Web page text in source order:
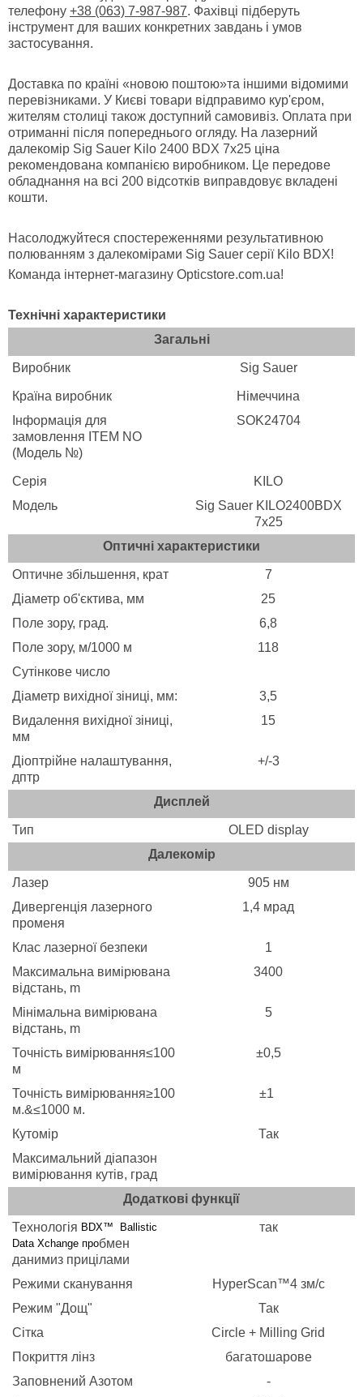
телефону +38 (063) 7-987-987. Фахівці підберуть
інструмент для ваших конкретних завдань і умов
застосування.
Доставка по країні «новою поштою»та іншими відомими
перевізниками. У Києві товари відправимо кур'єром,
жителям столиці також доступний самовивіз. Оплата при
отриманні після попереднього огляду. На лазерний
далекомір Sig Sauer Kilo 2400 BDX 7x25 ціна
рекомендована компанією виробником. Це передове
обладнання на всі 200 відсотків виправдовує вкладені
кошти.
Насолоджуйтеся спостереженнями результативною
полюванням з далекомірами Sig Sauer серії Kilo BDX!
Команда інтернет-магазину Opticstore.com.ua!
Технічні характеристики
Загальні
Виробник Sig Sauer
Країна виробник
Німеччина
Інформація для
замовлення ITEM NO
(Модель №)
SOK24704
Серія
KILO
Модель
Sig Sauer KILO2400BDX
7x25
Оптичні характеристики
Оптичне збільшення, крат
7
Діаметр об'єктива, мм
25
Поле зору, град.
6,8
Поле зору, м/1000 м
118
Сутінкове число
Діаметр вихідної зіниці, мм:
3,5
Видалення вихідної зіниці,
мм
15
Діоптрійне налаштування,
дптр
+/-3
Дисплей
Тип
OLED display
Далекомір
Лазер
905 нм
Дивергенція лазерного
променя
1,4 мрад
Клас лазерної безпеки
1
Максимальна вимірювана
відстань, m
3400
Мінімальна вимірювана
відстань, m
5
Точність вимірювання≤100
м
±0,5
Точність вимірювання≥100
м.&≤1000 м.
±1
Кутомір
Так
Максимальний діапазон
вимірювання кутів, град
Додаткові функції
Технологія BDX™
Ballistic
Data Xchange пробмен
данимиз прицілами
так
Режими сканування
HyperScan™4 зм/с
Режим "Дощ"
Так
Сітка
Circle + Milling Grid
Покриття лінз
багатошарове
Заповнений Азотом
-